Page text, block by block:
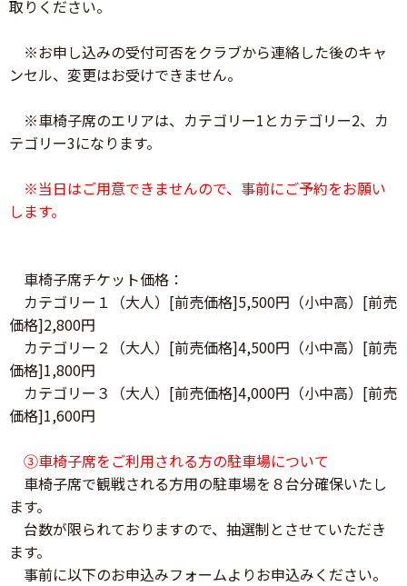
取りください。
※お申し込みの受付可否をクラブから連絡した後のキャ
ンセル、変更はお受けできません。
※車椅子席のエリアは、カテゴリー1とカテゴリー2、カ
テゴリー3になります。
※当日はご用意できませんので、事前にご予約をお願い
します。
車椅子席チケット価格：
カテゴリー１（大人）[前売価格]5,500円（小中高）[前売
価格]2,800円
カテゴリー２（大人）[前売価格]4,500円（小中高）[前売
価格]1,800円
カテゴリー３（大人）[前売価格]4,000円（小中高）[前売
価格]1,600円
③車椅子席をご利用される方の駐車場について
車椅子席で観戦される方用の駐車場を８台分確保いたし
ます。
台数が限られておりますので、抽選制とさせていただき
ます。
事前に以下のお申込みフォームよりお申込みください。